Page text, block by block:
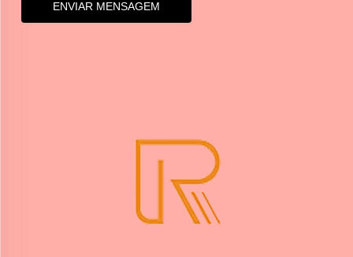
ENVIAR MENSAGEM